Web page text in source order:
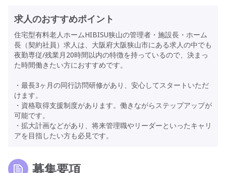
求人のおすすめポイント
住宅型有料老人ホームHIBISU狭山の管理者・施設長・ホーム
長（契約社員）求人は、大阪府大阪狭山市にある求人の中でも
夜勤専従/残業月20時間以内の特徴を持っているので、決まっ
た時間働きたい方におすすめです。
・最長3ヶ月の同行訪問研修があり、安心してスタートいただ
けます。
・資格取得支援制度があります。働きながらステップアップが
可能です。
・拡大計画などがあり、将来管理職やリーダーといったキャリ
アを目指したい方も必見です。
募集要項